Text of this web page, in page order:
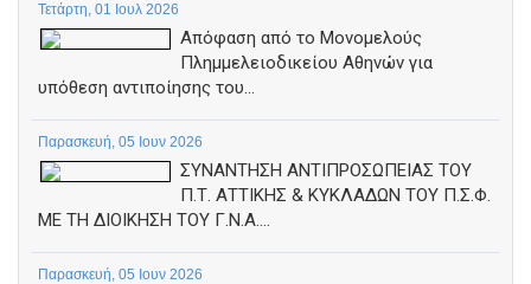
Τετάρτη, 01 Ιουλ 2026
Απόφαση από το Μονομελούς
Πλημμελειοδικείου Αθηνών για
υπόθεση αντιποίησης του...
Παρασκευή, 05 Ιουν 2026
ΣΥΝΑΝΤΗΣΗ ΑΝΤΙΠΡΟΣΩΠΕΙΑΣ ΤΟΥ
Π.Τ. ΑΤΤΙΚΗΣ & ΚΥΚΛΑΔΩΝ ΤΟΥ Π.Σ.Φ.
ΜΕ ΤΗ ΔΙΟΙΚΗΣΗ ΤΟΥ Γ.Ν.Α....
Παρασκευή, 05 Ιουν 2026